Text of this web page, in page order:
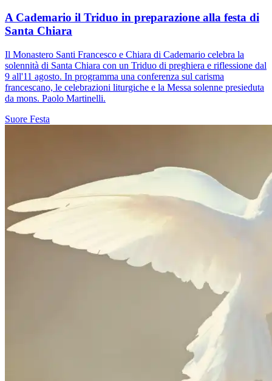
A Cademario il Triduo in preparazione alla festa di
Santa Chiara
Il Monastero Santi Francesco e Chiara di Cademario celebra la
solennità di Santa Chiara con un Triduo di preghiera e riflessione dal
9 all'11 agosto. In programma una conferenza sul carisma
francescano, le celebrazioni liturgiche e la Messa solenne presieduta
da mons. Paolo Martinelli.
Suore Festa